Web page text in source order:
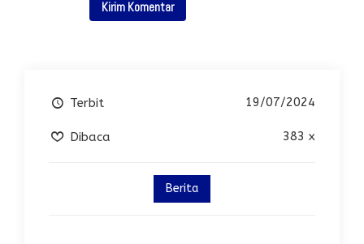
Terbit 19/07/2024
Dibaca 383 x
Berita